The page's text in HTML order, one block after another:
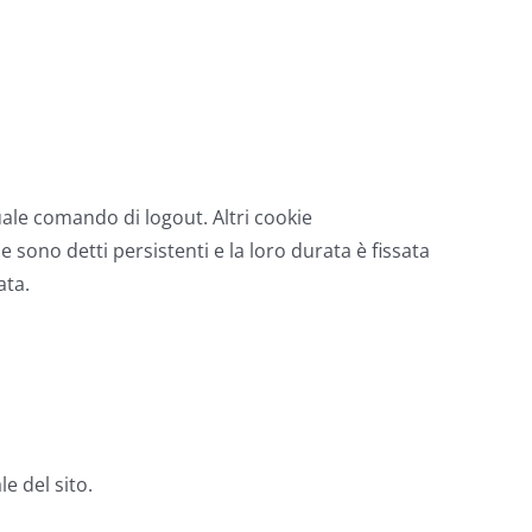
comando di logout. Altri cookie
sono detti persistenti e la loro durata è fissata
del sito.